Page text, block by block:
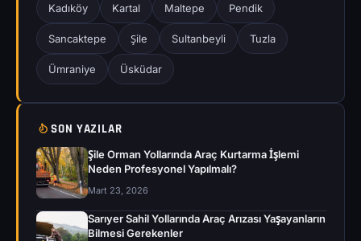
Kadıköy Kartal Maltepe Pendik
Sancaktepe Şile Sultanbeyli Tuzla
Ümraniye Üsküdar
SON YAZILAR
Şile Orman Yollarında Araç Kurtarma İşlemi
Neden Profesyonel Yapılmalı?
Mart 23, 2026
Sarıyer Sahil Yollarında Araç Arızası Yaşayanların
Bilmesi Gerekenler